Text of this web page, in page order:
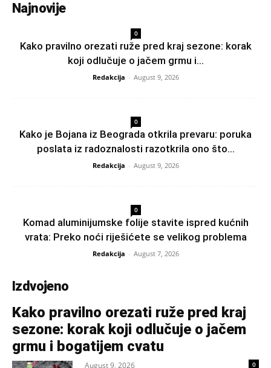
Najnovije
0
Kako pravilno orezati ruže pred kraj sezone: korak
koji odlučuje o jačem grmu i...
Redakcija - August 9, 2026
0
Kako je Bojana iz Beograda otkrila prevaru: poruka
poslata iz radoznalosti razotkrila ono što...
Redakcija - August 9, 2026
0
Komad aluminijumske folije stavite ispred kućnih
vrata: Preko noći riješićete se velikog problema
Redakcija - August 7, 2026
Izdvojeno
Kako pravilno orezati ruže pred kraj
sezone: korak koji odlučuje o jačem
grmu i bogatijem cvatu
August 9, 2026 0